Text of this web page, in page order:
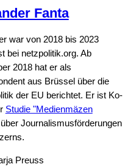
Fanta
war von 2018 bis 2023
bei netzpolitik.org. Ab
2018 hat er als
aus Brüssel über die
der EU berichtet. Er ist Ko-
Studie "Medienmäzen
Journalismusförderungen
Preuss